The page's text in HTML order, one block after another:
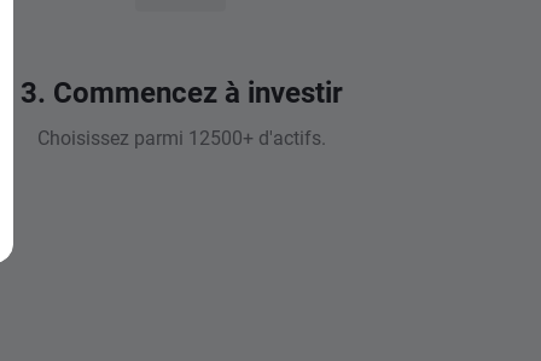
3. Commencez à investir
Choisissez parmi 12500+ d'actifs.